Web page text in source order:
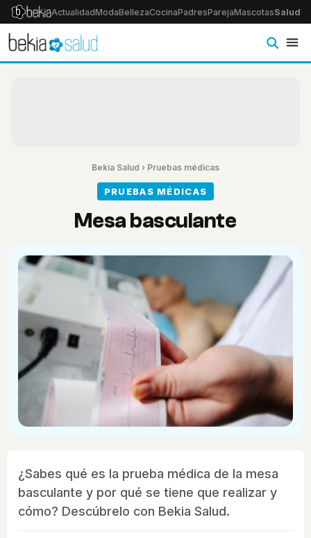
ActualidadModaBellezaCocinaPadresParejaMascotasSalud
Bekia Salud › Pruebas médicas
PRUEBAS MÉDICAS
Mesa basculante
¿Sabes qué es la prueba médica de la mesa
basculante y por qué se tiene que realizar y
cómo? Descúbrelo con Bekia Salud.